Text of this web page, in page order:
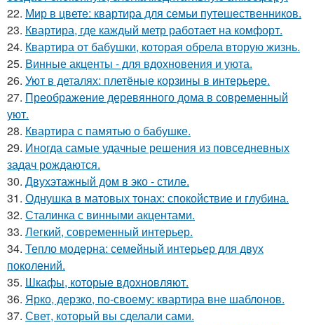
22. Мир в цвете: квартира для семьи путешественников.
23. Квартира, где каждый метр работает на комфорт.
24. Квартира от бабушки, которая обрела вторую жизнь.
25. Винные акценты - для вдохновения и уюта.
26. Уют в деталях: плетёные корзины в интерьере.
27. Преображение деревянного дома в современный
уют.
28. Квартира с памятью о бабушке.
29. Иногда самые удачные решения из повседневных
задач рождаются.
30. Двухэтажный дом в эко - стиле.
31. Однушка в матовых тонах: спокойствие и глубина.
32. Сталинка с винными акцентами.
33. Легкий, современный интерьер.
34. Тепло модерна: семейный интерьер для двух
поколений.
35. Шкафы, которые вдохновляют.
36. Ярко, дерзко, по-своему: квартира вне шаблонов.
37. Свет, который вы сделали сами.